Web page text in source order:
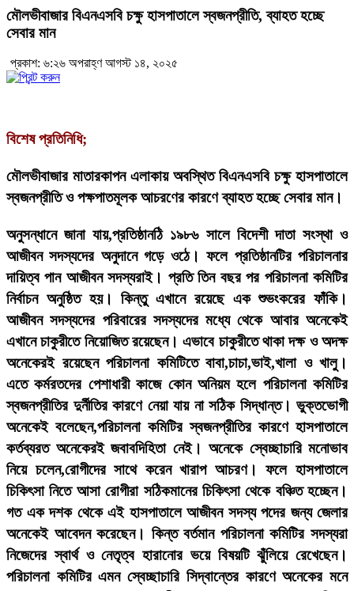
মৌলভীবাজার বিএনএসবি চক্ষু হাসপাতালে স্বজনপ্রীতি, ব্যাহত হচ্ছে
সেবার মান
প্রকাশ: ৬:২৬ অপরাহ্ণ আগস্ট ১৪, ২০২৫
বিশেষ প্রতিনিধি;
মৌলভীবাজার মাতারকাপন এলাকায় অবস্থিত বিএনএসবি চক্ষু হাসপাতালে
স্বজনপ্রীতি ও পক্ষপাতমূলক আচরণের কারণে ব্যাহত হচ্ছে সেবার মান।
অনুসন্ধানে জানা যায়,প্রতিষ্ঠানঠি ১৯৮৬ সালে বিদেশী দাতা সংস্থা ও
আজীবন সদস্যদের অনুদানে গড়ে ওঠে। ফলে প্রতিষ্ঠানটির পরিচালনার
দায়িত্ব পান আজীবন সদস্যরাই। প্রতি তিন বছর পর পরিচালনা কমিটির
নির্বাচন অনুষ্ঠিত হয়। কিন্তু এখানে রয়েছে এক শুভংকরের ফাঁকি।
আজীবন সদস্যদের পরিবারের সদস্যদের মধ্যে থেকে আবার অনেকেই
এখানে চাকুরীতে নিয়োজিত রয়েছেন। এভাবে চাকুরীতে থাকা দক্ষ ও অদক্ষ
অনেকেরই রয়েছেন পরিচালনা কমিটিতে বাবা,চাচা,ভাই,খালা ও খালু।
এতে কর্মরতদের পেশাধারী কাজে কোন অনিয়ম হলে পরিচালনা কমিটির
স্বজনপ্রীতির দুর্নীতির কারণে নেয়া যায় না সঠিক সিদ্ধান্ত। ভুক্তভোগী
অনেকেই বলেছেন,পরিচালনা কমিটির স্বজনপ্রীতির কারণে হাসপাতালে
কর্তব্যরত অনেকেরই জবাবদিহিতা নেই। অনেকে স্বেচ্ছাচারি মনোভাব
নিয়ে চলেন,রোগীদের সাথে করেন খারাপ আচরণ। ফলে হাসপাতালে
চিকিৎসা নিতে আসা রোগীরা সঠিকমানের চিকিৎসা থেকে বঞ্চিত হচ্ছেন।
গত এক দশক থেকে এই হাসপাতালে আজীবন সদস্য পদের জন্য জেলার
অনেকেই আবেদন করেছেন। কিন্ত বর্তমান পরিচালনা কমিটির সদস্যরা
নিজেদের স্বার্থ ও নেতৃত্ব হারানোর ভয়ে বিষয়টি ঝুঁলিয়ে রেখেছেন।
পরিচালনা কমিটির এমন স্বেচ্ছাচারি সিদ্বান্তের কারণে অনেকের মনে